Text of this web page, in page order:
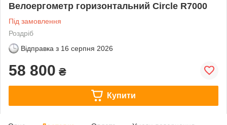
Велоергометр горизонтальний Circle R7000
Під замовлення
Роздріб
Відправка з 16 серпня 2026
58 800 ₴
Купити